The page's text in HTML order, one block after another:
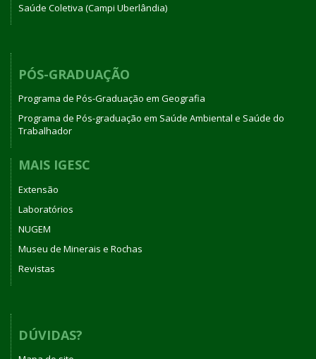
Saúde Coletiva (Campi Uberlândia)
PÓS-GRADUAÇÃO
Programa de Pós-Graduação em Geografia
Programa de Pós-graduação em Saúde Ambiental e Saúde do
Trabalhador
MAIS IGESC
Extensão
Laboratórios
NUGEM
Museu de Minerais e Rochas
Revistas
DÚVIDAS?